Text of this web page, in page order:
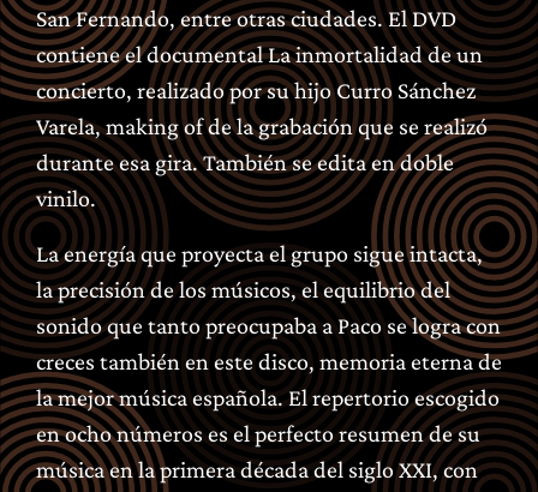
San Fernando, entre otras ciudades. El DVD
contiene el documental La inmortalidad de un
concierto, realizado por su hijo Curro Sánchez
Varela, making of de la grabación que se realizó
durante esa gira. También se edita en doble
vinilo.
La energía que proyecta el grupo sigue intacta,
la precisión de los músicos, el equilibrio del
sonido que tanto preocupaba a Paco se logra con
creces también en este disco, memoria eterna de
la mejor música española. El repertorio escogido
en ocho números es el perfecto resumen de su
música en la primera década del siglo XXI, con